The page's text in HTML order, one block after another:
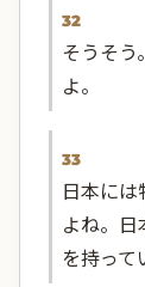
32
そうそ
よ。
33
日本に
よね。
を持って